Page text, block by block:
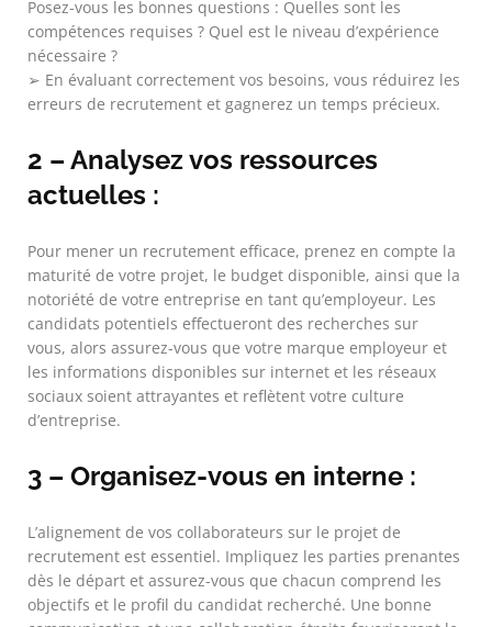
Posez-vous les bonnes questions : Quelles sont les
compétences requises ? Quel est le niveau d’expérience
nécessaire ?
➢ En évaluant correctement vos besoins, vous réduirez les
erreurs de recrutement et gagnerez un temps précieux.
2 – Analysez vos ressources
actuelles :
Pour mener un recrutement efficace, prenez en compte la
maturité de votre projet, le budget disponible, ainsi que la
notoriété de votre entreprise en tant qu’employeur. Les
candidats potentiels effectueront des recherches sur
vous, alors assurez-vous que votre marque employeur et
les informations disponibles sur internet et les réseaux
sociaux soient attrayantes et reflètent votre culture
d’entreprise.
3 – Organisez-vous en interne :
L’alignement de vos collaborateurs sur le projet de
recrutement est essentiel. Impliquez les parties prenantes
dès le départ et assurez-vous que chacun comprend les
objectifs et le profil du candidat recherché. Une bonne